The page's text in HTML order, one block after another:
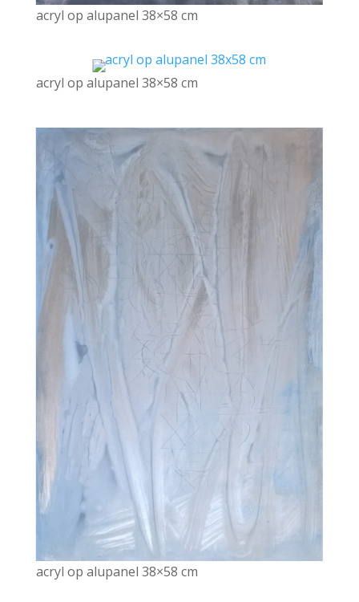
acryl op alupanel 38×58 cm
acryl op alupanel 38×58 cm
acryl op alupanel 38×58 cm